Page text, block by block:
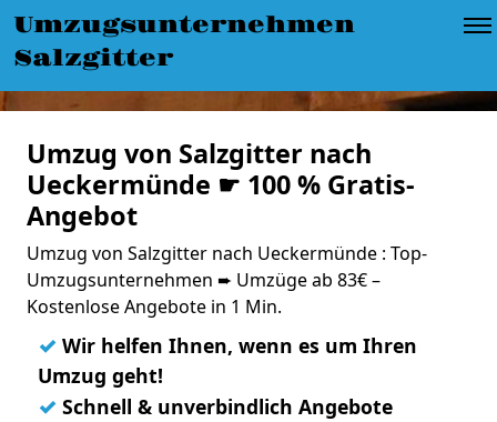
Umzugsunternehmen
Salzgitter
Umzug von Salzgitter nach
Ueckermünde ☛ 100 % Gratis-
Angebot
Umzug von Salzgitter nach Ueckermünde : Top-
Umzugsunternehmen ➨ Umzüge ab 83€ –
Kostenlose Angebote in 1 Min.
✓ Wir helfen Ihnen, wenn es um Ihren
Umzug geht!
✓ Schnell & unverbindlich Angebote